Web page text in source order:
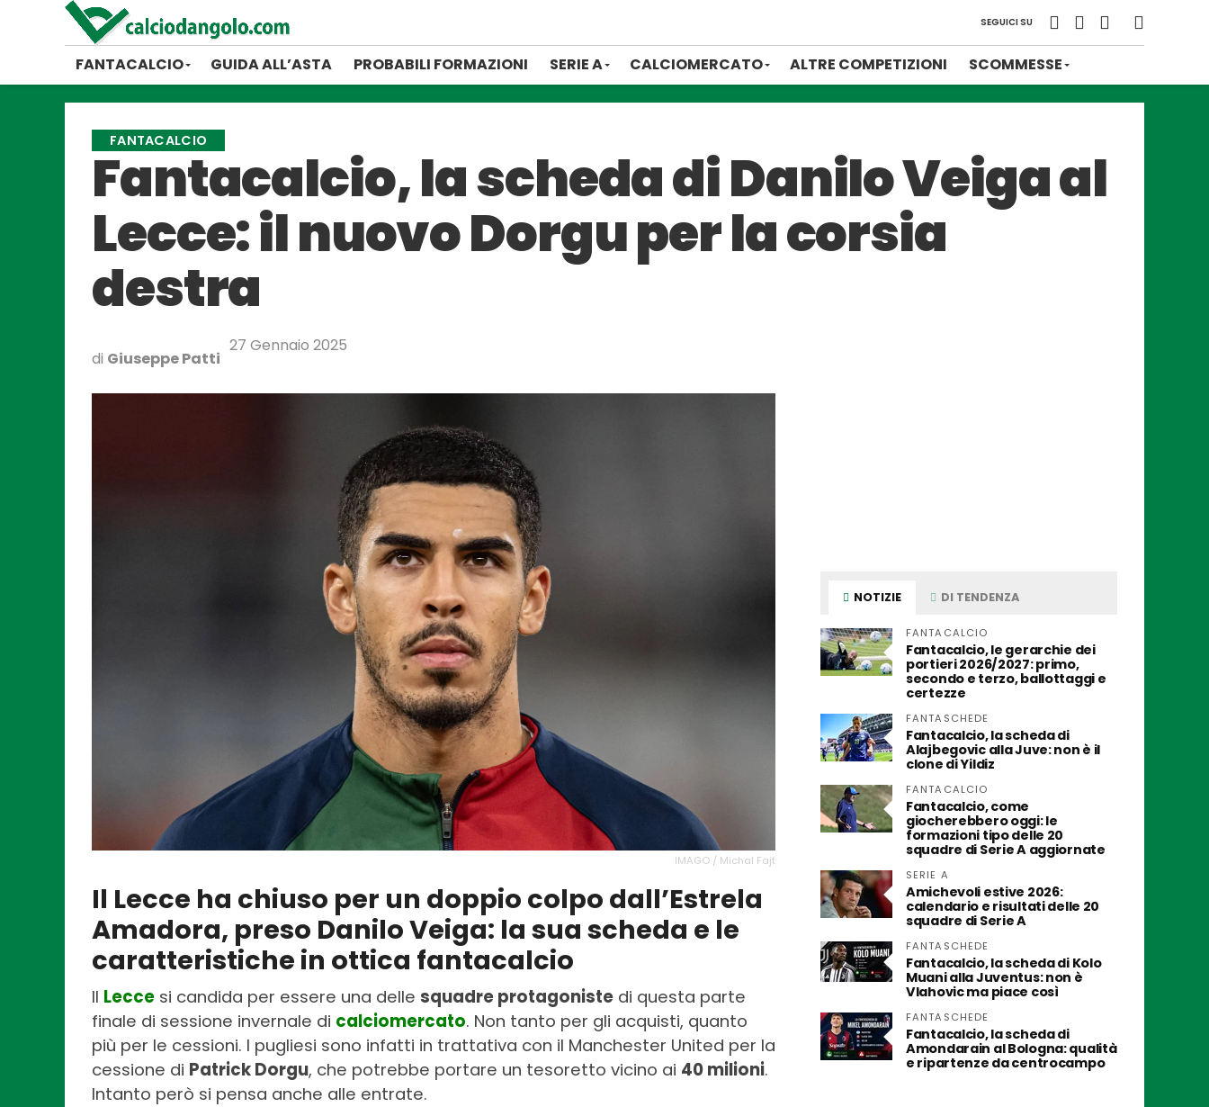
SEGUICI SU
FANTACALCIO GUIDA ALL’ASTA PROBABILI FORMAZIONI SERIE A CALCIOMERCATO ALTRE COMPETIZIONI SCOMMESSE
FANTACALCIO
Fantacalcio, la scheda di Danilo Veiga al
Lecce: il nuovo Dorgu per la corsia
destra
di Giuseppe Patti
27 Gennaio 2025
IMAGO / Michal Fajt
Il Lecce ha chiuso per un doppio colpo dall’Estrela
Amadora, preso Danilo Veiga: la sua scheda e le
caratteristiche in ottica fantacalcio
Il Lecce si candida per essere una delle squadre protagoniste di questa parte
finale di sessione invernale di calciomercato. Non tanto per gli acquisti, quanto
più per le cessioni. I pugliesi sono infatti in trattativa con il Manchester United per la
cessione di Patrick Dorgu, che potrebbe portare un tesoretto vicino ai 40 milioni.
Intanto però si pensa anche alle entrate.
NOTIZIE DI TENDENZA
FANTACALCIO
Fantacalcio, le gerarchie dei
portieri 2026/2027: primo,
secondo e terzo, ballottaggi e
certezze
FANTASCHEDE
Fantacalcio, la scheda di
Alajbegovic alla Juve: non è il
clone di Yildiz
FANTACALCIO
Fantacalcio, come
giocherebbero oggi: le
formazioni tipo delle 20
squadre di Serie A aggiornate
SERIE A
Amichevoli estive 2026:
calendario e risultati delle 20
squadre di Serie A
FANTASCHEDE
Fantacalcio, la scheda di Kolo
Muani alla Juventus: non è
Vlahovic ma piace così
FANTASCHEDE
Fantacalcio, la scheda di
Amondarain al Bologna: qualità
e ripartenze da centrocampo